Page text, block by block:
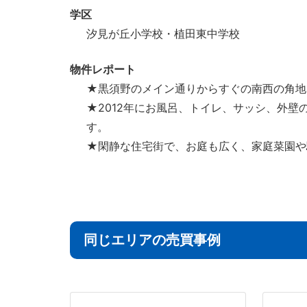
学区
汐見が丘小学校・植田東中学校
物件レポート
★黒須野のメイン通りからすぐの南西の角
★2012年にお風呂、トイレ、サッシ、外壁
す。
★閑静な住宅街で、お庭も広く、家庭菜園
同じエリアの売買事例